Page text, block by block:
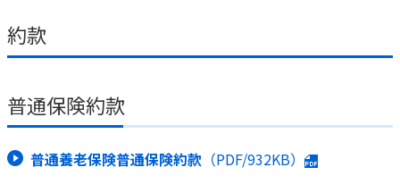
約款
普通保険約款
普通養老保険普通保険約款 （PDF/932KB）